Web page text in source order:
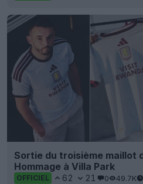
Sortie du troisième maillot
Hommage à Villa Park
OFFICIEL 62 21 0 49.7K